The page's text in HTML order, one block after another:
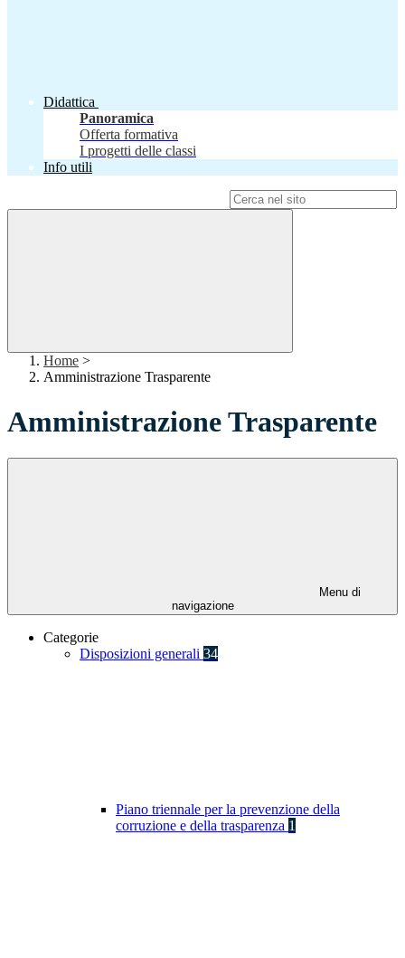
Didattica
Panoramica
Offerta formativa
I progetti delle classi
Info utili
Home >
Amministrazione Trasparente
Amministrazione Trasparente
Menu di
navigazione
Categorie
Disposizioni generali 34
Piano triennale per la prevenzione della
corruzione e della trasparenza 1